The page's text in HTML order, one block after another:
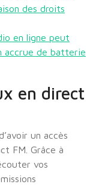
des droits
en ligne peut
accrue de batterie
en direct
un accès
FM. Grâce à
vos